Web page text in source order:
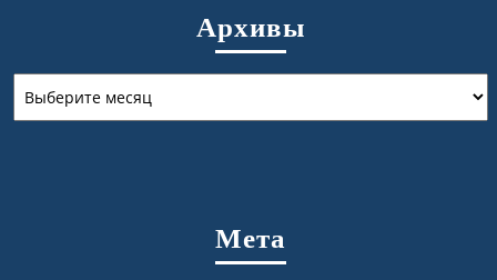
Архивы
Мета